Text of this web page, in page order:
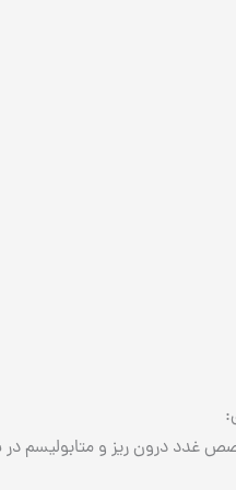
غدد درون ریز و متابولیسم